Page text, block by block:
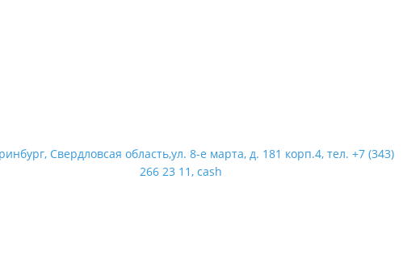
Свердловсая область,ул. 8-е марта, д. 181 корп.4, тел. +7 (343)
266 23 11, cash